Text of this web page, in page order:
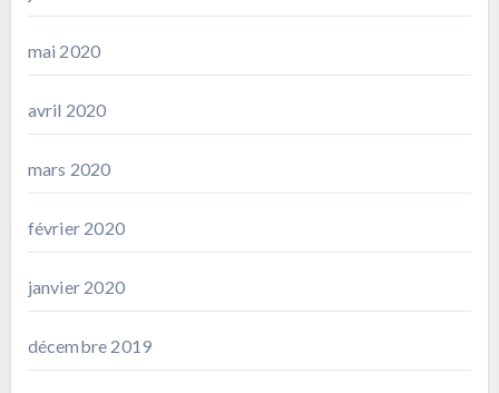
mai 2020
avril 2020
mars 2020
février 2020
janvier 2020
décembre 2019